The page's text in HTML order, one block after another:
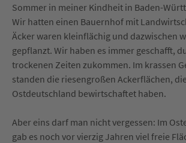
Sommer in meiner Kindheit in Baden-
Wir hatten einen Bauernhof mit
Äcker waren kleinflächig und dazwischen
gepflanzt. Wir haben es immer geschafft,
trockenen Zeiten zukommen. Im krassen
standen die riesengroßen Ackerflächen,
Ostdeutschland bewirtschaftet haben.
Aber eins darf man nicht vergessen: Im
gab es noch vor vierzig Jahren viel freie